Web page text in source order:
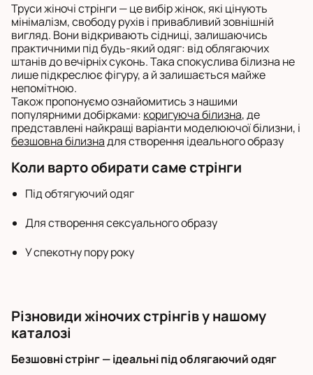
Труси жіночі стрінги — це вибір жінок, які цінують
мінімалізм, свободу рухів і привабливий зовнішній
вигляд. Вони відкривають сідниці, залишаючись
практичними під будь-який одяг: від облягаючих
штанів до вечірніх суконь. Така спокуслива білизна не
лише підкреслює фігуру, а й залишається майже
непомітною.
Також пропонуємо ознайомитись з нашими
популярними добірками: коригуюча білизна, де
представлені найкращі варіанти моделюючої білизни, і
безшовна білизнадля створення ідеального образу
Коли варто обирати саме стрінги
Під обтягуючий одяг
Для створення сексуального образу
У спекотну пору року
Різновиди жіночих стрінгів у нашому
каталозі
Безшовні стрінг — ідеальні під облягаючий одяг